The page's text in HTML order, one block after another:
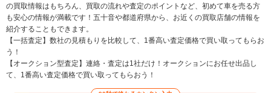
の買取情報はもちろん、買取の流れや査定のポイントなど、初めて車を売る方
も安心の情報が満載です！五十音や都道府県から、お近くの買取店舗の情報を
紹介することもできます。
【一括査定】数社の見積もりを比較して、1番高い査定価格で買い取ってもらお
う！
【オークション型査定】連絡・査定は1社だけ！オークションにお任せ出品し
て、1番高い査定価格で買い取ってもらおう！